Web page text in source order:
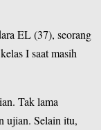
EL (37), seorang
I saat masih
Tak lama
ujian. Selain itu,